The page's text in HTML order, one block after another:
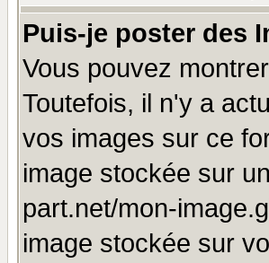
Puis-je poster des
Vous pouvez
Toutefois, il n'y a
vos images sur ce
image stockée sur
part.net/mon-
image stockée sur